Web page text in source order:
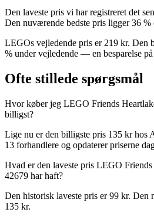
Den laveste pris vi har registreret det
Den nuværende bedste pris ligger 36 %
LEGOs vejledende pris er 219 kr. Den
% under vejledende — en besparelse
Ofte stillede spørgsmål
Hvor køber jeg LEGO Friends
billigst?
Lige nu er den billigste pris 135 kr hos
13 forhandlere og opdaterer priserne
Hvad er den laveste pris LEGO
42679 har haft?
Den historisk laveste pris er 99 kr. Den
135 kr.